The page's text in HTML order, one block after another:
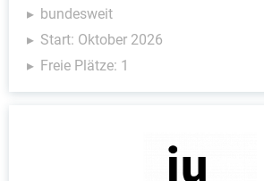
bundesweit
Start: Oktober 2026
Freie Plätze: 1